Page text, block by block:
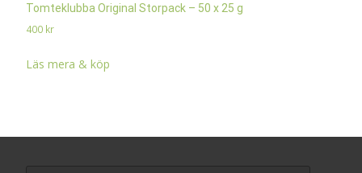
Tomteklubba Original Storpack – 50 x 25 g
400 kr
Läs mera & köp